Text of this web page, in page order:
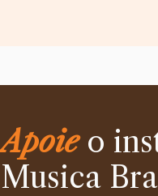
Apoieo
Musica